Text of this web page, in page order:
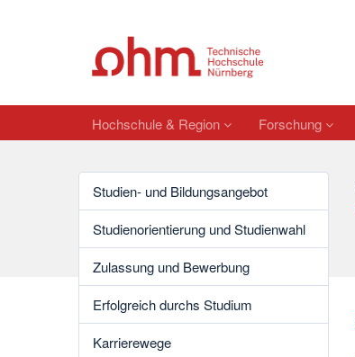
Hochschule & Region Forschung
Studien- und Bildungsangebot
Studienorientierung und Studienwahl
Zulassung und Bewerbung
Erfolgreich durchs Studium
Karrierewege